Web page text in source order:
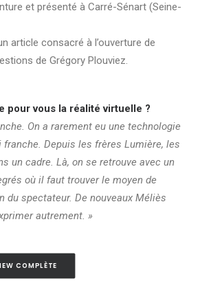
et présenté à Carré-Sénart (Seine-
article consacré à l’ouverture de
de Grégory Plouviez.
pour vous la réalité virtuelle ?
On a rarement eu une technologie
franche. Depuis les frères Lumière, les
un cadre. Là, on se retrouve avec un
où il faut trouver le moyen de
du spectateur. De nouveaux Méliès
autrement. »
COMPLÈTE